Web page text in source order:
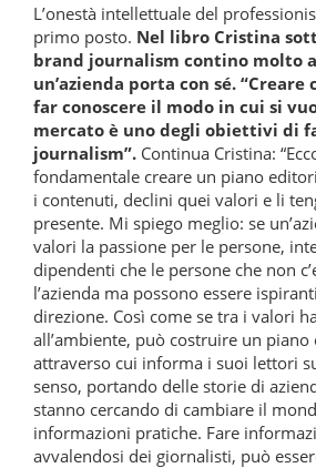
L’onestà intellettuale del
primo posto. Nel libro Cristina
brand journalism contino molto
un’azienda porta con sé. “Creare
far conoscere il modo in cui si
mercato è uno degli obiettivi di
journalism”. Continua Cristina:
fondamentale creare un piano
i contenuti, declini quei valori e li
presente. Mi spiego meglio: se
valori la passione per le persone,
dipendenti che le persone che non
l’azienda ma possono essere
direzione. Così come se tra i valori
all’ambiente, può costruire un
attraverso cui informa i suoi lettori
senso, portando delle storie di
stanno cercando di cambiare il
informazioni pratiche. Fare
avvalendosi dei giornalisti, può